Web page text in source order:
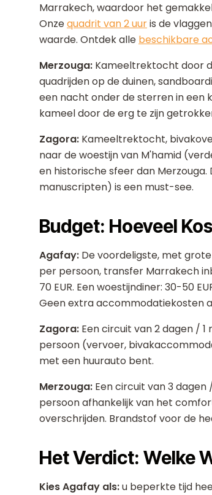
Marrakech, waardoor het
Onzequadrit van 2 uuris de
waarde. Ontdek alle beschikbare
Merzouga: Kameeltrektocht door
quadrijden op de duinen,
een nacht onder de sterren in een
kameel door de erg te zijn
Zagora: Kameeltrektocht,
naar de woestijn van M'hamid
en historische sfeer dan
manuscripten) is een must-see.
Budget: Hoeveel
Agafay: De voordeligste, met
per persoon, transfer Marrakech
70 EUR. Een woestijndiner: 30-50
Geen extra accommodatiekosten
Zagora: Een circuit van 2 dagen /
persoon (vervoer,
met een huurauto bent.
Merzouga: Een circuit van 3
persoon afhankelijk van het
overschrijden. Brandstof voor de
Het Verdict: Welke
Kies Agafay als:u beperkte tijd